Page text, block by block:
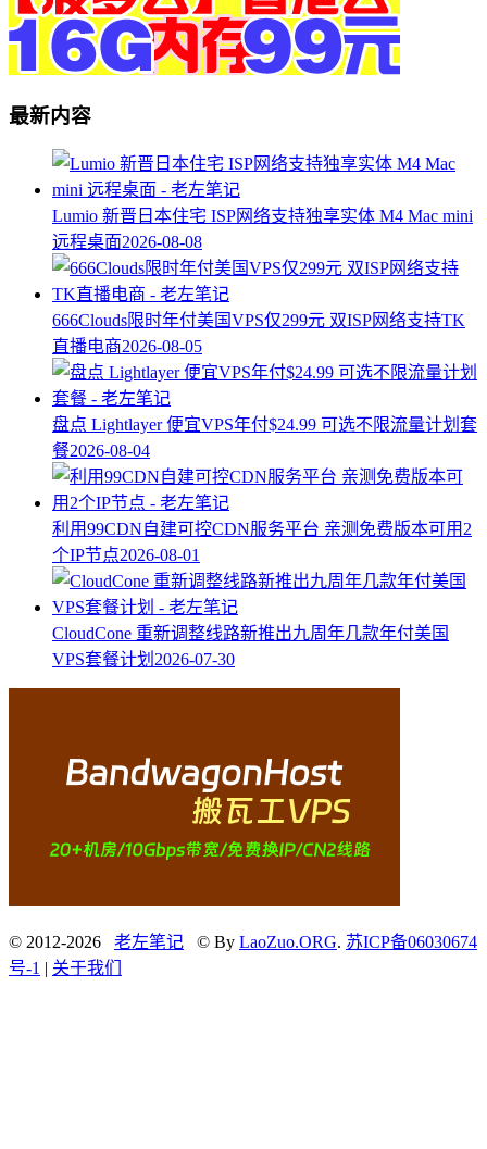
最新内容
Lumio 新晋日本住宅 ISP网络支持独享实体 M4 Mac mini
远程桌面2026-08-08
666Clouds限时年付美国VPS仅299元 双ISP网络支持TK
直播电商2026-08-05
盘点 Lightlayer 便宜VPS年付$24.99 可选不限流量计划套
餐2026-08-04
利用99CDN自建可控CDN服务平台 亲测免费版本可用2
个IP节点2026-08-01
CloudCone 重新调整线路新推出九周年几款年付美国
VPS套餐计划 2026-07-30
© 2012-2026 老左笔记 © By LaoZuo.ORG. 苏ICP备06030674
号-1 | 关于我们